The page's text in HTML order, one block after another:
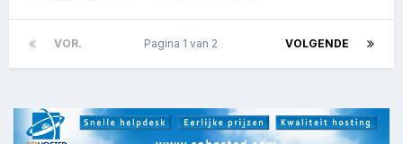
VOR. VOLGENDE
Pagina 1 van 2